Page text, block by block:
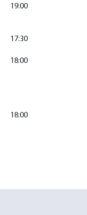
19:00
17:30
18:00
18:00